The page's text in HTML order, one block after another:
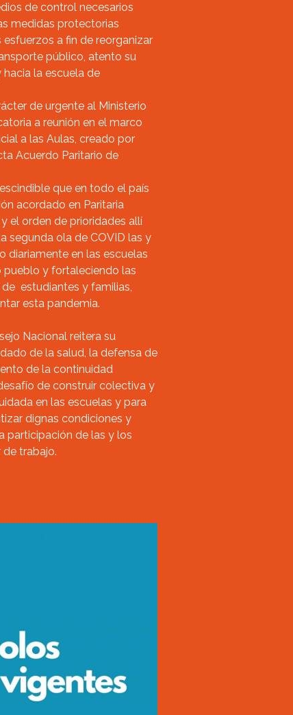
de control necesarios
medidas protectorias
a fin de reorganizar
público, atento su
la escuela de
de urgente al Ministerio
a reunión en el marco
a las Aulas, creado por
Acuerdo Paritario de
que en todo el país
acordado en Paritaria
el orden de prioridades allí
segunda ola de COVID las y
en las escuelas
pueblo y fortaleciendo las
estudiantes y familias,
esta pandemia.
Nacional reitera su
de la salud, la defensa de
de la continuidad
de construir colectiva y
en las escuelas y para
dignas condiciones y
de las y los
trabajo.